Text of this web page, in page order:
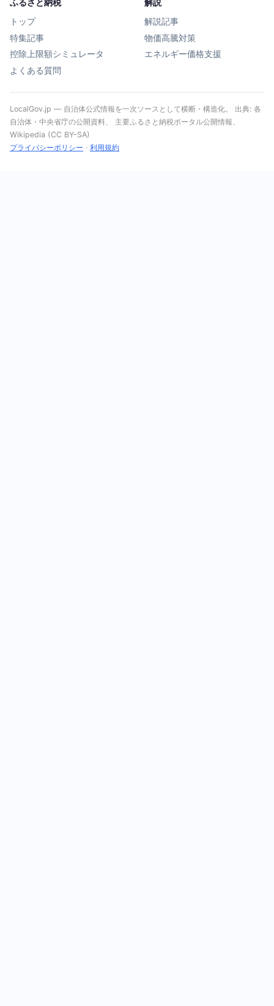
ふるさと納税
トップ
特集記事
控除上限額シミュレータ
よくある質問
解説
解説記事
物価高騰対策
エネルギー価格支援
LocalGov.jp — 自治体公式情報を一次ソースとして横断・構造化。 出典: 各
自治体・中央省庁の公開資料、 主要ふるさと納税ポータル公開情報、
Wikipedia (CC BY-SA)
プライバシーポリシー · 利用規約